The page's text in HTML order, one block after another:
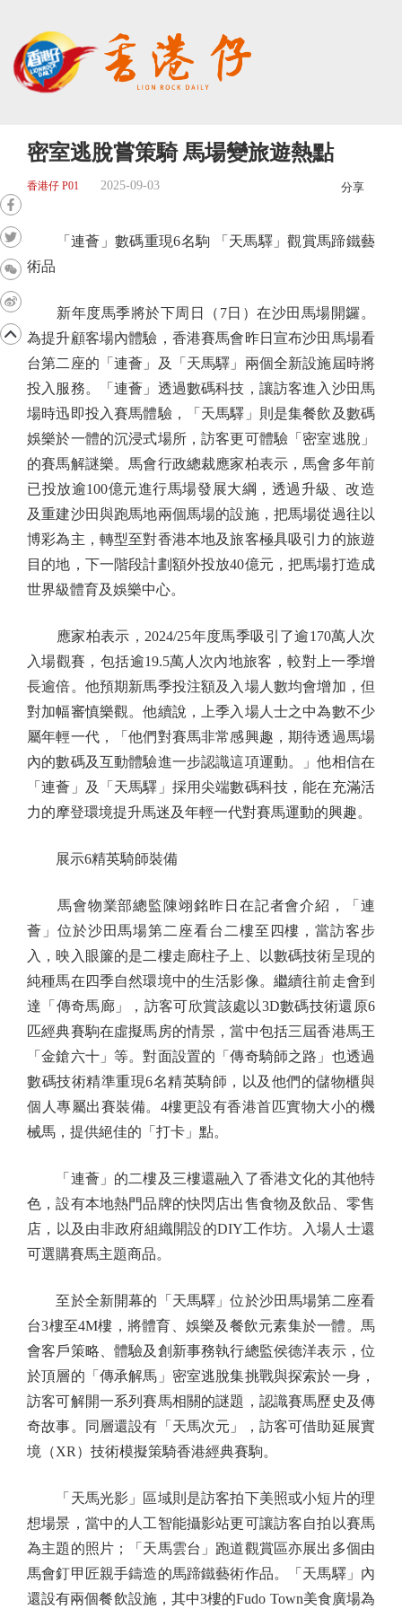
密室逃脫嘗策騎 馬場變旅遊熱點
香港仔 P01 2025-09-03 分享
「連薈」數碼重現6名駒 「天馬驛」觀賞馬蹄鐵藝
術品
新年度馬季將於下周日（7日）在沙田馬場開鑼。
為提升顧客場內體驗，香港賽馬會昨日宣布沙田馬場看
台第二座的「連薈」及「天馬驛」兩個全新設施屆時將
投入服務。「連薈」透過數碼科技，讓訪客進入沙田馬
場時迅即投入賽馬體驗，「天馬驛」則是集餐飲及數碼
娛樂於一體的沉浸式場所，訪客更可體驗「密室逃脫」
的賽馬解謎樂。馬會行政總裁應家柏表示，馬會多年前
已投放逾100億元進行馬場發展大綱，透過升級、改造
及重建沙田與跑馬地兩個馬場的設施，把馬場從過往以
博彩為主，轉型至對香港本地及旅客極具吸引力的旅遊
目的地，下一階段計劃額外投放40億元，把馬場打造成
世界級體育及娛樂中心。
應家柏表示，2024/25年度馬季吸引了逾170萬人次
入場觀賽，包括逾19.5萬人次內地旅客，較對上一季增
長逾倍。他預期新馬季投注額及入場人數均會增加，但
對加幅審慎樂觀。他續說，上季入場人士之中為數不少
屬年輕一代，「他們對賽馬非常感興趣，期待透過馬場
內的數碼及互動體驗進一步認識這項運動。」他相信在
「連薈」及「天馬驛」採用尖端數碼科技，能在充滿活
力的摩登環境提升馬迷及年輕一代對賽馬運動的興趣。
展示6精英騎師裝備
馬會物業部總監陳翊銘昨日在記者會介紹，「連
薈」位於沙田馬場第二座看台二樓至四樓，當訪客步
入，映入眼簾的是二樓走廊柱子上、以數碼技術呈現的
純種馬在四季自然環境中的生活影像。繼續往前走會到
達「傳奇馬廊」，訪客可欣賞該處以3D數碼技術還原6
匹經典賽駒在虛擬馬房的情景，當中包括三屆香港馬王
「金鎗六十」等。對面設置的「傳奇騎師之路」也透過
數碼技術精準重現6名精英騎師，以及他們的儲物櫃與
個人專屬出賽裝備。4樓更設有香港首匹實物大小的機
械馬，提供絕佳的「打卡」點。
「連薈」的二樓及三樓還融入了香港文化的其他特
色，設有本地熱門品牌的快閃店出售食物及飲品、零售
店，以及由非政府組織開設的DIY工作坊。入場人士還
可選購賽馬主題商品。
至於全新開幕的「天馬驛」位於沙田馬場第二座看
台3樓至4M樓，將體育、娛樂及餐飲元素集於一體。馬
會客戶策略、體驗及創新事務執行總監侯德洋表示，位
於頂層的「傳承解馬」密室逃脫集挑戰與探索於一身，
訪客可解開一系列賽馬相關的謎題，認識賽馬歷史及傳
奇故事。同層還設有「天馬次元」，訪客可借助延展實
境（XR）技術模擬策騎香港經典賽駒。
「天馬光影」區域則是訪客拍下美照或小短片的理
想場景，當中的人工智能攝影站更可讓訪客自拍以賽馬
為主題的照片；「天馬雲台」跑道觀賞區亦展出多個由
馬會釘甲匠親手鑄造的馬蹄鐵藝術作品。「天馬驛」內
還設有兩個餐飲設施，其中3樓的Fudo Town美食廣場為